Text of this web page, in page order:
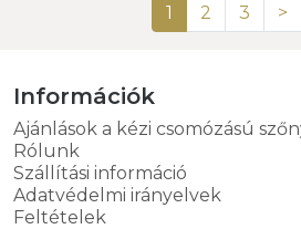
1 2 3 >
Információk
Ajánlások a kézi csomózású
Rólunk
Szállítási információ
Adatvédelmi irányelvek
Feltételek